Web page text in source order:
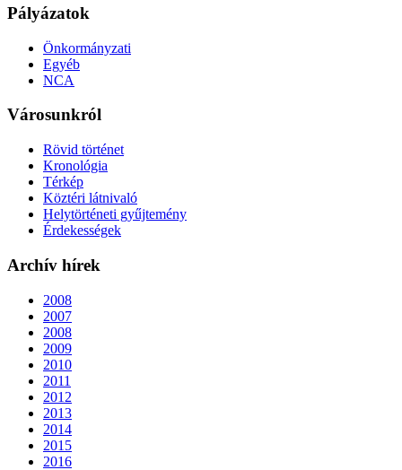
Pályázatok
Önkormányzati
Egyéb
NCA
Városunkról
Rövid történet
Kronológia
Térkép
Köztéri látnivaló
Helytörténeti gyűjtemény
Érdekességek
Archív hírek
2008
2007
2008
2009
2010
2011
2012
2013
2014
2015
2016